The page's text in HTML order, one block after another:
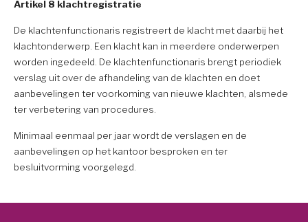
Artikel 8 klachtregistratie
De klachtenfunctionaris registreert de klacht met daarbij het
klachtonderwerp. Een klacht kan in meerdere onderwerpen
worden ingedeeld. De klachtenfunctionaris brengt periodiek
verslag uit over de afhandeling van de klachten en doet
aanbevelingen ter voorkoming van nieuwe klachten, alsmede
ter verbetering van procedures.
Minimaal eenmaal per jaar wordt de verslagen en de
aanbevelingen op het kantoor besproken en ter
besluitvorming voorgelegd.